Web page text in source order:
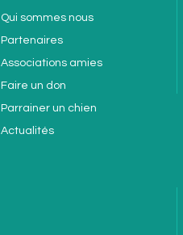
Qui sommes nous
Partenaires
Associations amies
Faire un don
Parrainer un chien
Actualités